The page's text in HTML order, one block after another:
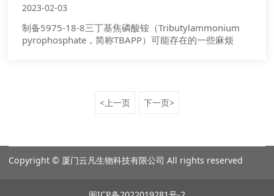
2023-02-03
制备5975-18-8三丁基焦磷酸铵（Tributylammonium
pyrophosphate，简称TBAPP）可能存在的一些麻烦
<上一页 下一页>
Copyright © 厦门云凡生物科技有限公司 All rights reserved